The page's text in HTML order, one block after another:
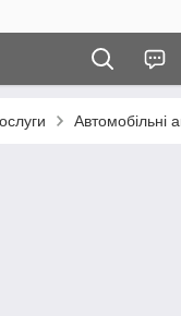
Автомобільні